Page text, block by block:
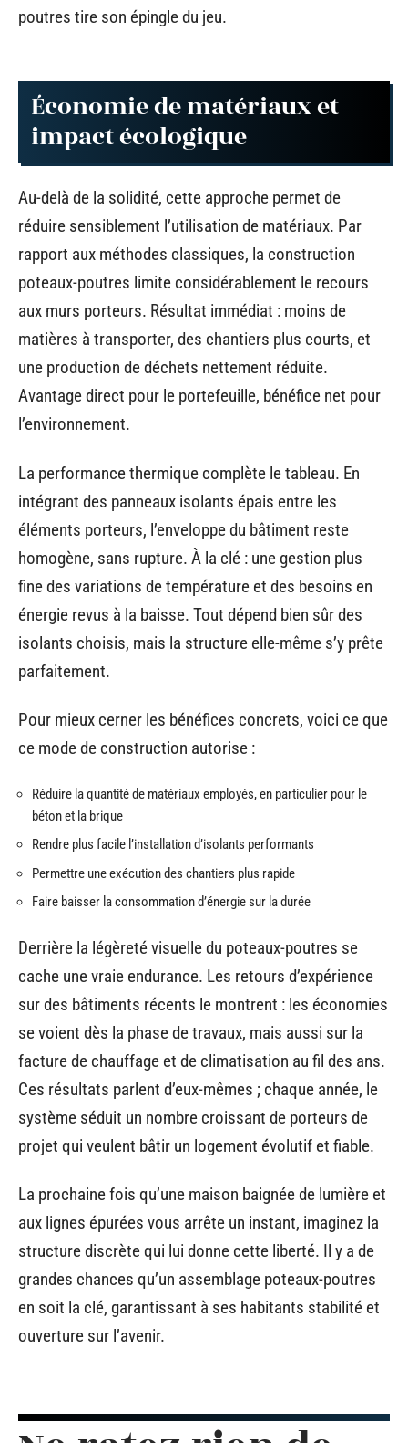
poutres tire son épingle du jeu.
Économie de matériaux et
impact écologique
Au-delà de la solidité, cette approche permet de
réduire sensiblement l’utilisation de matériaux. Par
rapport aux méthodes classiques, la construction
poteaux-poutres limite considérablement le recours
aux murs porteurs. Résultat immédiat : moins de
matières à transporter, des chantiers plus courts, et
une production de déchets nettement réduite.
Avantage direct pour le portefeuille, bénéfice net pour
l’environnement.
La performance thermique complète le tableau. En
intégrant des panneaux isolants épais entre les
éléments porteurs, l’enveloppe du bâtiment reste
homogène, sans rupture. À la clé : une gestion plus
fine des variations de température et des besoins en
énergie revus à la baisse. Tout dépend bien sûr des
isolants choisis, mais la structure elle-même s’y prête
parfaitement.
Pour mieux cerner les bénéfices concrets, voici ce que
ce mode de construction autorise :
Réduire la quantité de matériaux employés, en particulier pour le
béton et la brique
Rendre plus facile l’installation d’isolants performants
Permettre une exécution des chantiers plus rapide
Faire baisser la consommation d’énergie sur la durée
Derrière la légèreté visuelle du poteaux-poutres se
cache une vraie endurance. Les retours d’expérience
sur des bâtiments récents le montrent : les économies
se voient dès la phase de travaux, mais aussi sur la
facture de chauffage et de climatisation au fil des ans.
Ces résultats parlent d’eux-mêmes ; chaque année, le
système séduit un nombre croissant de porteurs de
projet qui veulent bâtir un logement évolutif et fiable.
La prochaine fois qu’une maison baignée de lumière et
aux lignes épurées vous arrête un instant, imaginez la
structure discrète qui lui donne cette liberté. Il y a de
grandes chances qu’un assemblage poteaux-poutres
en soit la clé, garantissant à ses habitants stabilité et
ouverture sur l’avenir.